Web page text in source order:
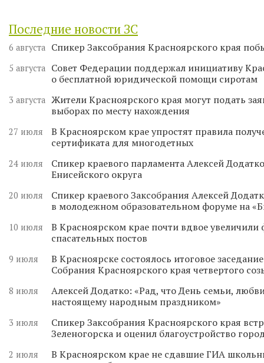
Последние новости ЗС
6 августа Спикер Заксобрания Красноярского края
5 августа
Совет Федерации поддержал инициативу
о бесплатной юридической помощи сиротам
3 августа Жители Красноярского края могут подать
выборах по месту нахождения
27 июля
В Красноярском крае упростят правила
сертификата для многодетных
24 июля
Спикер краевого парламента Алексей
Енисейского округа
20 июля
Спикер краевого Заксобрания Алексей
в молодежном образовательном форуме на
10 июля
В Красноярском крае почти вдвое
спасательных постов
9 июля
В Красноярске состоялось итоговое
Собрания Красноярского края четвертого
8 июля
Алексей Додатко: «Рад, что День семьи,
настоящему народным праздником»
3 июля
Спикер Заксобрания Красноярского края
Зеленогорска и оценил благоустройство
2 июля
В Красноярском крае не сдавшие ГИА